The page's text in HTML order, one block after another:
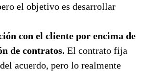
el objetivo es desarrollar
con el cliente por encima de
de contratos. El contrato fija
acuerdo, pero lo realmente